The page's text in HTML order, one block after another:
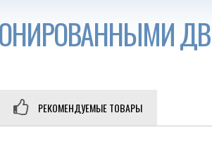
РЕКОМЕНДУЕМЫЕ ТОВАРЫ